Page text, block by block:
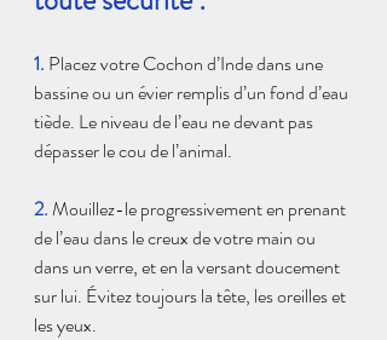
1. Placez votre Cochon d’Inde dans une
bassine ou un évier remplis d’un fond d’eau
tiède. Le niveau de l’eau ne devant pas
dépasser le cou de l’animal.
2.Mouillez-le progressivement en prenant
de l’eau dans le creux de votre main ou
dans un verre, et en la versant doucement
sur lui. Évitez toujours la tête, les oreilles et
les yeux.